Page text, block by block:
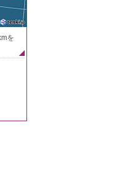
を